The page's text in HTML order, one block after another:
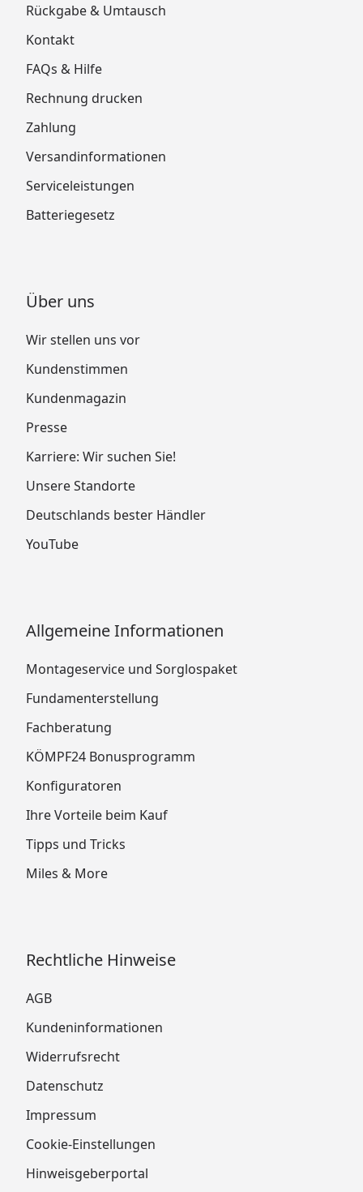
Rückgabe & Umtausch
Kontakt
FAQs & Hilfe
Rechnung drucken
Zahlung
Versandinformationen
Serviceleistungen
Batteriegesetz
Über uns
Wir stellen uns vor
Kundenstimmen
Kundenmagazin
Presse
Karriere: Wir suchen Sie!
Unsere Standorte
Deutschlands bester Händler
YouTube
Allgemeine Informationen
Montageservice und Sorglospaket
Fundamenterstellung
Fachberatung
KÖMPF24 Bonusprogramm
Konfiguratoren
Ihre Vorteile beim Kauf
Tipps und Tricks
Miles & More
Rechtliche Hinweise
AGB
Kundeninformationen
Widerrufsrecht
Datenschutz
Impressum
Cookie-Einstellungen
Hinweisgeberportal